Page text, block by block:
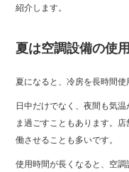
紹介します。
夏は空調設備の使
夏になると、冷房を長時間使
日中だけでなく、夜間も気
ま過ごすこともあります。
働させることも多いです。
使用時間が長くなると、空調